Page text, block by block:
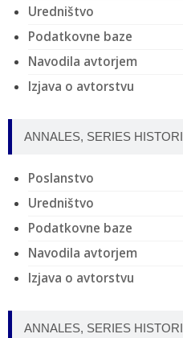
Uredništvo
Podatkovne baze
Navodila avtorjem
Izjava o avtorstvu
ANNALES, SERIES
Poslanstvo
Uredništvo
Podatkovne baze
Navodila avtorjem
Izjava o avtorstvu
ANNALES, SERIES